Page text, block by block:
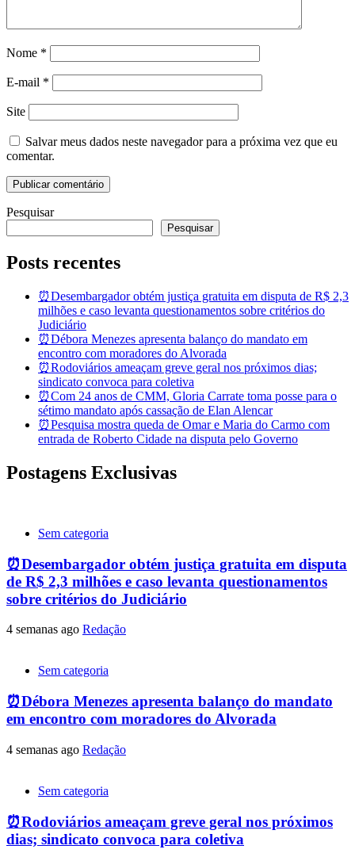
Nome *
E-mail *
Site
Salvar meus dados neste navegador para a próxima vez que eu
comentar.
Pesquisar
Pesquisar
Posts recentes
⏰Desembargador obtém justiça gratuita em disputa de R$ 2,3
milhões e caso levanta questionamentos sobre critérios do
Judiciário
⏰Débora Menezes apresenta balanço do mandato em
encontro com moradores do Alvorada
⏰Rodoviários ameaçam greve geral nos próximos dias;
sindicato convoca para coletiva
⏰Com 24 anos de CMM, Gloria Carrate toma posse para o
sétimo mandato após cassação de Elan Alencar
⏰Pesquisa mostra queda de Omar e Maria do Carmo com
entrada de Roberto Cidade na disputa pelo Governo
Postagens Exclusivas
Sem categoria
⏰Desembargador obtém justiça gratuita em disputa
de R$ 2,3 milhões e caso levanta questionamentos
sobre critérios do Judiciário
4 semanas ago Redação
Sem categoria
⏰Débora Menezes apresenta balanço do mandato
em encontro com moradores do Alvorada
4 semanas ago Redação
Sem categoria
⏰Rodoviários ameaçam greve geral nos próximos
dias; sindicato convoca para coletiva